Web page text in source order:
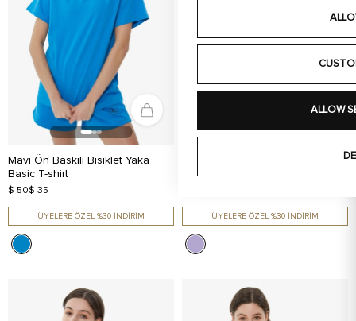
ALLOW
Mavi Ön Baskılı Bisiklet Yaka
Basic T-shirt
$ 50$ 35
ÜYELERE ÖZEL %30 İNDİRİM
Basic T-shirt
ÜYELERE ÖZEL %30 İNDİRİM